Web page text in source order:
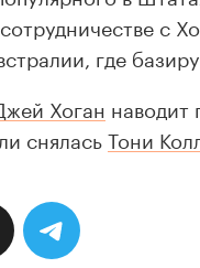
с
где
Хоган
сняласьТони